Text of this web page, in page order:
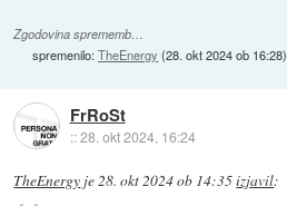
Zgodovina sprememb…
spremenilo:TheEnergy (28. okt 2024 ob 16:28)
FrRoSt
::28. okt 2024, 16:24
TheEnergy je28. okt 2024 ob 14:35izjavil: